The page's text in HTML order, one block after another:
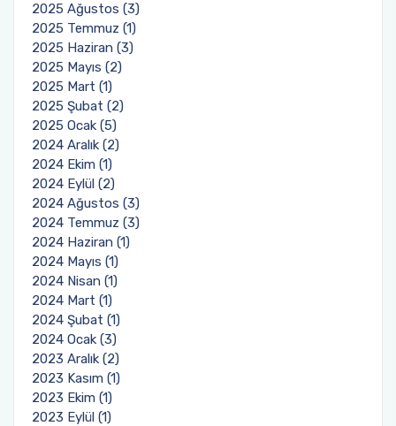
2025 Ağustos (3)
2025 Temmuz (1)
2025 Haziran (3)
2025 Mayıs (2)
2025 Mart (1)
2025 Şubat (2)
2025 Ocak (5)
2024 Aralık (2)
2024 Ekim (1)
2024 Eylül (2)
2024 Ağustos (3)
2024 Temmuz (3)
2024 Haziran (1)
2024 Mayıs (1)
2024 Nisan (1)
2024 Mart (1)
2024 Şubat (1)
2024 Ocak (3)
2023 Aralık (2)
2023 Kasım (1)
2023 Ekim (1)
2023 Eylül (1)